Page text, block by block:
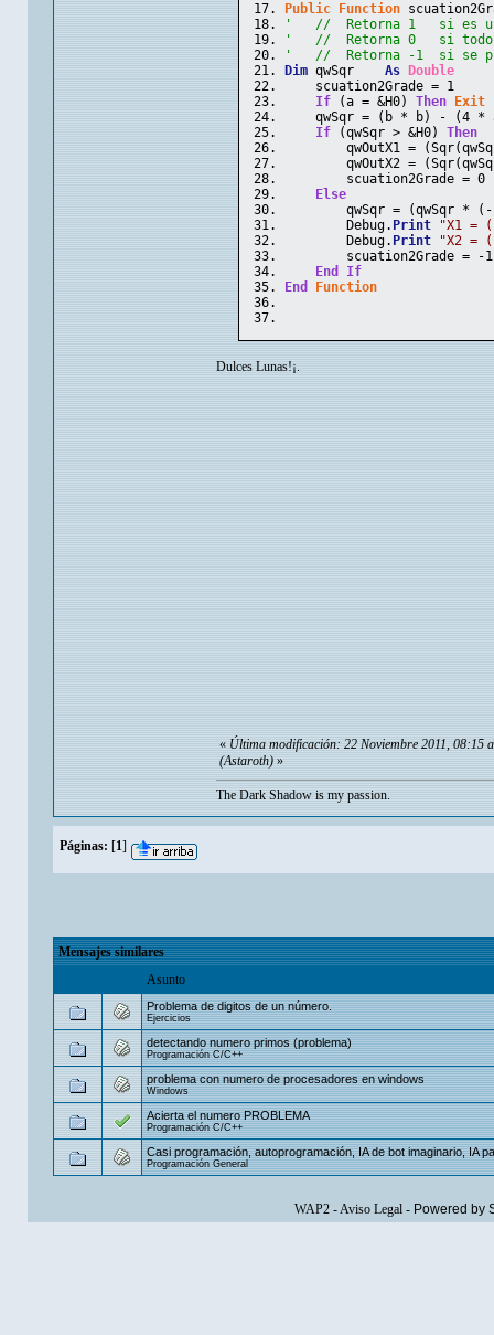
Public
Function
'   //  Retorna 1   si es
'   //  Retorna 0   si todo
'   //  Retorna -1  si se
Dim qwSqr As
Double
scuation2Grade = 1
If (a = &H0) Then Exit
qwSqr = (b * b) - (4 *
If (qwSqr > &H0) Then
qwOutX1 =
qwOutX2 =
scuation2Grade = 0
Else
qwSqr = (qwSqr * (-
Debug. Print
"X1 =
Debug. Print
"X2 =
scuation2Grade = -1
End
If
End
Function
Dulces Lunas!¡.
« Última modificación: 22 Noviembre 2011, 08:15
(Astaroth) »
The Dark Shadow is my passion.
Páginas: [1]
Mensajes similares
Asunto
Problema de digitos de un número.
Ejercicios
detectando numero primos (problema)
Programación C/C++
problema con numero de procesadores en windows
Windows
Acierta el numero PROBLEMA
Programación C/C++
Casi programación, autoprogramación, IA de bot imaginario, IA
Programación General
WAP2-Aviso Legal- Powered by